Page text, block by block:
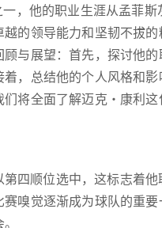
，他的职业生涯从孟菲
的领导能力和坚韧不拔
与展望：首先，探讨他
，总结他的个人风格和
将全面了解迈克・康利这
四顺位选中，这标志着
嗅觉逐渐成为球队的重